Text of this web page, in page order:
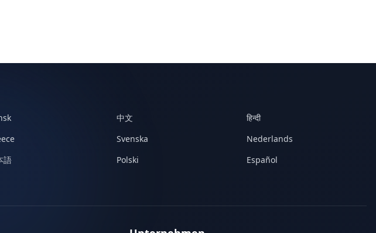
中文
हिन्दी
Svenska
Nederlands
語 Polski
Español